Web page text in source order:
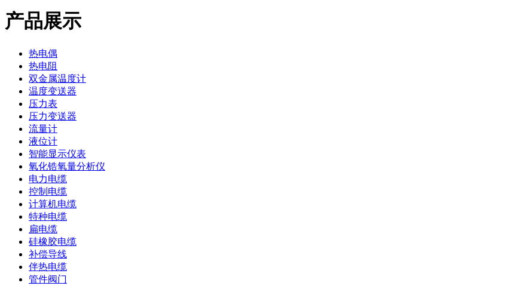
产品展示
热电偶
热电阻
双金属温度计
温度变送器
压力表
压力变送器
流量计
液位计
智能显示仪表
氧化锆氧量分析仪
电力电缆
控制电缆
计算机电缆
特种电缆
扁电缆
硅橡胶电缆
补偿导线
伴热电缆
管件阀门